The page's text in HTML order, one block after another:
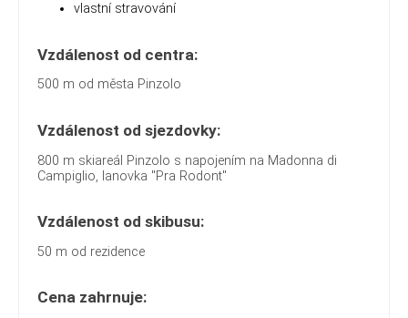
vlastní stravování
Vzdálenost od centra:
500 m od města Pinzolo
Vzdálenost od sjezdovky:
800 m skiareál Pinzolo s napojením na Madonna di
Campiglio, lanovka "Pra Rodont"
Vzdálenost od skibusu:
50 m od rezidence
Cena zahrnuje: